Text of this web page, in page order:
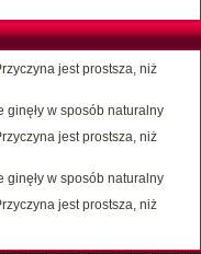
jest prostsza, niż
ginęły w sposób naturalny
jest prostsza, niż
ginęły w sposób naturalny
jest prostsza, niż